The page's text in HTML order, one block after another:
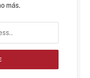
más.